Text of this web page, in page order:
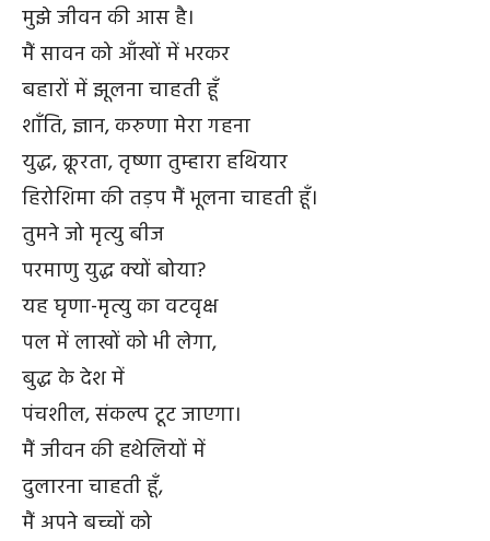
मुझे जीवन की आस है।
मैं सावन को आँखों में भरकर
बहारों में झूलना चाहती हूँ
शाँति, ज्ञान, करुणा मेरा गहना
युद्ध, क्रूरता, तृष्णा तुम्हारा हथियार
हिरोशिमा की तड़प मैं भूलना चाहती हूँ।
तुमने जो मृत्यु बीज
परमाणु युद्ध क्यों बोया?
यह घृणा-मृत्यु का वटवृक्ष
पल में लाखों को भी लेगा,
बुद्ध के देश में
पंचशील, संकल्प टूट जाएगा।
मैं जीवन की हथेलियों में
दुलारना चाहती हूँ,
मैं अपने बच्चों को